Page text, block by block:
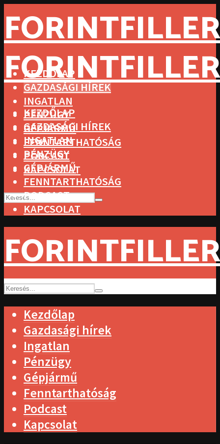
KEZDŐLAP
GAZDASÁGI HÍREK
INGATLAN
PÉNZÜGY
GÉPJÁRMŰ
FENNTARTHATÓSÁG
PODCAST
KAPCSOLAT
KEZDŐLAP
GAZDASÁGI HÍREK
INGATLAN
PÉNZÜGY
GÉPJÁRMŰ
FENNTARTHATÓSÁG
PODCAST
KAPCSOLAT
Kezdőlap
Gazdasági hírek
Ingatlan
Pénzügy
Gépjármű
Fenntarthatóság
Podcast
Kapcsolat